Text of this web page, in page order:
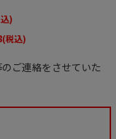
)
(税込)
ご連絡をさせていた